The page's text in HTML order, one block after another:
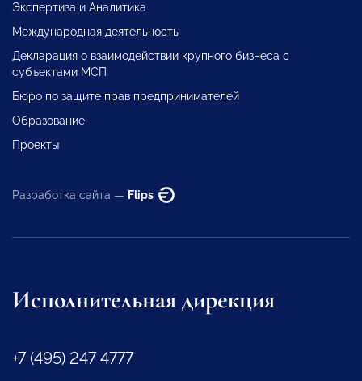
Экспертиза и Аналитика
Международная деятельность
Декларация о взаимодействии крупного бизнеса с
субъектами МСП
Бюро по защите прав предпринимателей
Образование
Проекты
Разработка сайта — Flips
Исполнительная дирекция
+7 (495) 247 4777